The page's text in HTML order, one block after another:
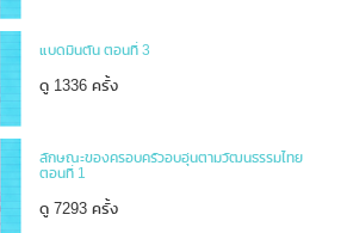
แบดมินตัน ตอนที่ 3
ดู 1336 ครั้ง
ลักษณะของครอบครัวอบอุ่นตามวัฒนธรรมไทย
ตอนที่ 1
ดู 7293 ครั้ง